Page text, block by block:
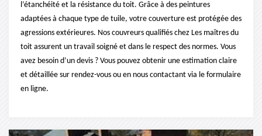
l’étanchéité et la résistance du toit. Grâce à des peintures
adaptées à chaque type de tuile, votre couverture est protégée des
agressions extérieures. Nos couvreurs qualifiés chez Les maîtres du
toit assurent un travail soigné et dans le respect des normes. Vous
avez besoin d’un devis ? Vous pouvez obtenir une estimation claire
et détaillée sur rendez-vous ou en nous contactant via le formulaire
en ligne.